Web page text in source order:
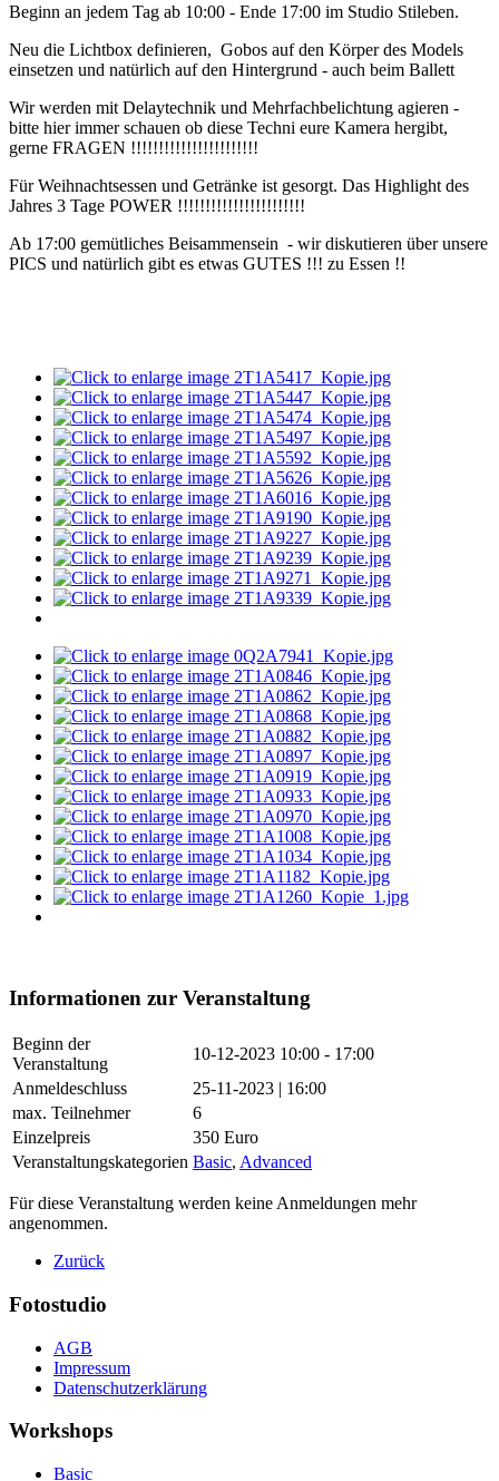
Beginn an jedem Tag ab 10:00 - Ende 17:00 im Studio Stileben.
Neu die Lichtbox definieren, Gobos auf den Körper des Models
einsetzen und natürlich auf den Hintergrund - auch beim Ballett
Wir werden mit Delaytechnik und Mehrfachbelichtung agieren -
bitte hier immer schauen ob diese Techni eure Kamera hergibt,
gerne FRAGEN !!!!!!!!!!!!!!!!!!!!!!!
Für Weihnachtsessen und Getränke ist gesorgt. Das Highlight des
Jahres 3 Tage POWER !!!!!!!!!!!!!!!!!!!!!!!
Ab 17:00 gemütliches Beisammensein - wir diskutieren über unsere
PICS und natürlich gibt es etwas GUTES !!! zu Essen !!
Informationen zur Veranstaltung
Beginn der
Veranstaltung
10-12-2023 10:00 - 17:00
Anmeldeschluss
25-11-2023 | 16:00
max. Teilnehmer
6
Einzelpreis
350 Euro
Veranstaltungskategorien Basic, Advanced
Für diese Veranstaltung werden keine Anmeldungen mehr
angenommen.
Zurück
Fotostudio
AGB
Impressum
Datenschutzerklärung
Workshops
Basic